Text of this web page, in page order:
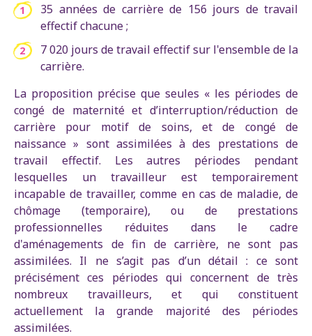
35 années de carrière de 156 jours de travail
effectif chacune ;
7 020 jours de travail effectif sur l'ensemble de la
carrière.
La proposition précise que seules « les périodes de
congé de maternité et d’interruption/réduction de
carrière pour motif de soins, et de congé de
naissance » sont assimilées à des prestations de
travail effectif. Les autres périodes pendant
lesquelles un travailleur est temporairement
incapable de travailler, comme en cas de maladie, de
chômage (temporaire), ou de prestations
professionnelles réduites dans le cadre
d'aménagements de fin de carrière, ne sont pas
assimilées. Il ne s’agit pas d’un détail : ce sont
précisément ces périodes qui concernent de très
nombreux travailleurs, et qui constituent
actuellement la grande majorité des périodes
assimilées.